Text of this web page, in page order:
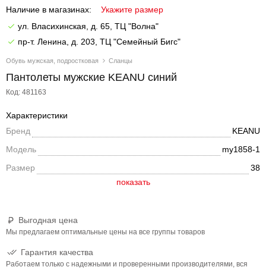
Обувь мужская, подростковая Сланцы
Пантолеты мужские KEANU синий
Код: 481163
Наличие в магазинах:
Укажите размер
ул. Власихинская, д. 65, ТЦ "Волна"
пр-т. Ленина, д. 203, ТЦ "Семейный Бигс"
Выгодная цена
Мы предлагаем оптимальные цены на все группы товаров
Гарантия качества
Работаем только с надежными и проверенными производителями, вся
Характеристики
Бренд
KEANU
Модель
my1858-1
Размер
38